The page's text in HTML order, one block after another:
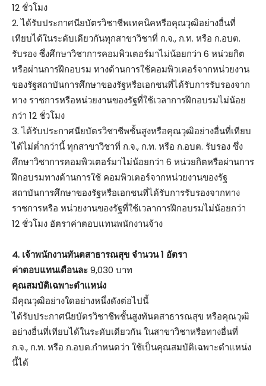
12 ชั่วโมง
2. ได้รับประกาศนียบัตรวิชาชีพเทคนิคหรือคุณวุฒิอย่างอื่นที่
เทียบได้ในระดับเดียวกันทุกสาขาวิชาที่ ก.จ., ก.ท. หรือ ก.อบต.
รับรอง ซึ่งศึกษาวิชาการคอมพิวเตอร์มาไม่น้อยกว่า 6 หน่วยกิต
หรือผ่านการฝึกอบรม ทางด้านการใช้คอมพิวเตอร์จากหน่วยงาน
ของรัฐสถาบันการศึกษาของรัฐหรือเอกชนที่ได้รับการรับรองจาก
ทาง ราชการหรือหน่วยงานของรัฐที่ใช้เวลาการฝึกอบรมไม่น้อย
กว่า 12 ชั่วโมง
3. ได้รับประกาศนียบัตรวิชาชีพชั้นสูงหรือคุณวุฒิอย่างอื่นที่เทียบ
ได้ไม่ต่ำกว่านี้ ทุกสาขาวิชาที่ ก.จ., ก.ท. หรือ ก.อบต. รับรอง ซึ่ง
ศึกษาวิชาการคอมพิวเตอร์มาไม่น้อยกว่า 6 หน่วยกิตหรือผ่านการ
ฝึกอบรมทางด้านการใช้ คอมพิวเตอร์จากหน่วยงานของรัฐ
สถาบันการศึกษาของรัฐหรือเอกชนที่ได้รับการรับรองจากทาง
ราชการหรือ หน่วยงานของรัฐที่ใช้เวลาการฝึกอบรมไม่น้อยกว่า
12 ชั่วโมง อัตราค่าตอบแทนพนักงานจ้าง
4. เจ้าพนักงานทันตสาธารณสุข จำนวน 1 อัตรา
ค่าตอบแทนเดือนละ9,030 บาท
คุณสมบัติเฉพาะตำแหน่ง
มีคุณวุฒิอย่างใดอย่างหนึ่งดังต่อไปนี้
ได้รับประกาศนียบัตรวิชาชีพชั้นสูงทันตสาธารณสุข หรือคุณวุฒิ
อย่างอื่นที่เทียบได้ในระดับเดียวกัน ในสาขาวิชาหรือทางอื่นที่
ก.จ., ก.ท. หรือ ก.อบต.กำหนดว่า ใช้เป็นคุณสมบัติเฉพาะตำแหน่ง
นี้ได้